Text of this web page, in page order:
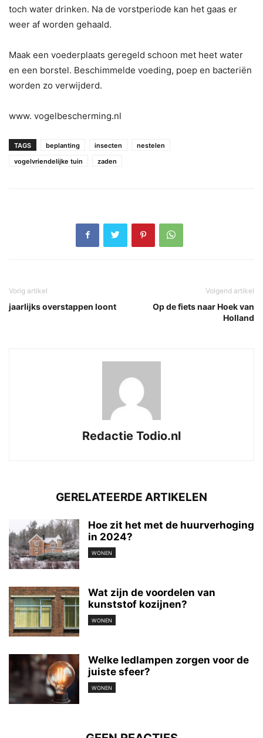
toch water drinken. Na de vorstperiode kan het gaas er
weer af worden gehaald.
Maak een voederplaats geregeld schoon met heet water
en een borstel. Beschimmelde voeding, poep en bacteriën
worden zo verwijderd.
www. vogelbescherming.nl
TAGS beplanting insecten
nestelen
vogelvriendelijke tuin
zaden
Vorig artikel
jaarlijks overstappen loont
Volgend artikel
Op de fiets naar Hoek van
Holland
Redactie Todio.nl
GERELATEERDE ARTIKELEN
Hoe zit het met de huurverhoging
in 2024?
WONEN
Wat zijn de voordelen van
kunststof kozijnen?
WONEN
Welke ledlampen zorgen voor de
juiste sfeer?
WONEN